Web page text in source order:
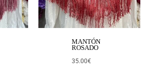
MANTÓN
ROSADO
35.00€